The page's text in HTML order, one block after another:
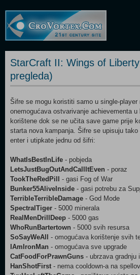
StarCraft II: Wings of
pregleda)
Šifre se mogu koristiti samo u single-
onemogućava ostvarivanje achievementa
korištene dok se ne učita save game prije
starta nova kampanja. Šifre se upisuju
enter i utipkate jednu od šifri:
WhatIsBestInLife - pobjeda
LetsJustBugOutAndCallItEven - poraz
TookTheRedPill
- gasi Fog of War
Bunker55AliveInside - gasi potrebu za
TerribleTerribleDamage - God Mode
SpectralTiger - 5000 minerala
RealMenDrillDeep - 5000 gas
WhoRunBartertown - 5000 svih resursa
SoSayWeAll
- omogućava korištenje svih
IAmIronMan - omogućava sve upgrade
CatFoodForPrawnGuns - ubrzava gradnju
HanShotFirst - nema cooldown-a na